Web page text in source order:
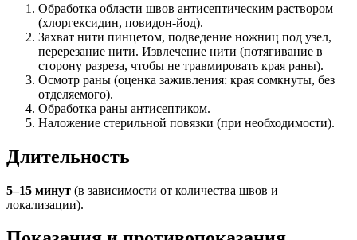
Обработка области швов антисептическим раствором
(хлоргексидин, повидон-йод).
Захват нити пинцетом, подведение ножниц под узел,
перерезание нити. Извлечение нити (потягивание в
сторону разреза, чтобы не травмировать края раны).
Осмотр раны (оценка заживления: края сомкнуты, без
отделяемого).
Обработка раны антисептиком.
Наложение стерильной повязки (при необходимости).
Длительность
5–15 минут (в зависимости от количества швов и
локализации).